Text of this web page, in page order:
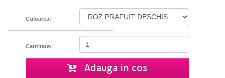
Culoarea:
Cantitate:
Adauga in cos